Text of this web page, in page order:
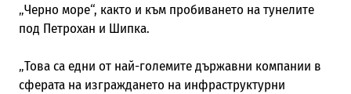
„Черно море“, както и към пробиването на тунелите
под Петрохан и Шипка.
„Това са едни от най-големите държавни компании в
сферата на изграждането на инфраструктурни